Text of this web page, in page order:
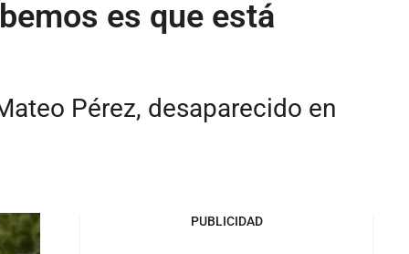
es que está
Pérez, desaparecido en
PUBLICIDAD